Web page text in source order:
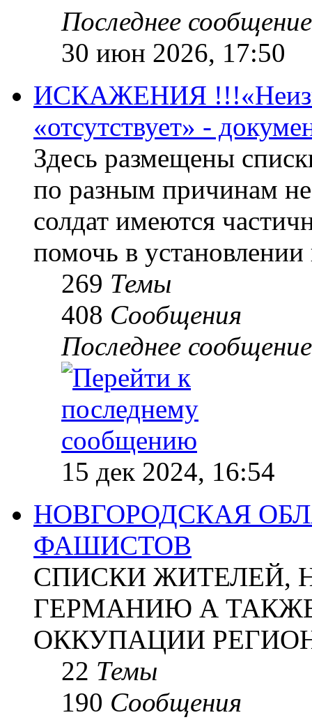
Последнее сообщение
30 июн 2026, 17:50
ИСКАЖЕНИЯ
«отсутствует» -
Здесь размещены
по разным причинам
солдат имеются
помочь в
269 Темы
408 Сообщения
Последнее сообщение
15 дек 2024, 16:54
НОВГОРОДСКАЯ
ФАШИСТОВ
СПИСКИ ЖИТЕЛЕЙ,
ГЕРМАНИЮ А
ОККУПАЦИИ
22 Темы
190 Сообщения